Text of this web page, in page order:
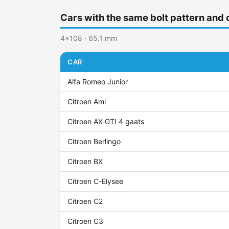
Cars with the same bolt pattern and
4x108 · 65.1 mm
CAR
Alfa Romeo Junior
Citroen Ami
Citroen AX GTI 4 gaats
Citroen Berlingo
Citroen BX
Citroen C-Elysee
Citroen C2
Citroen C3